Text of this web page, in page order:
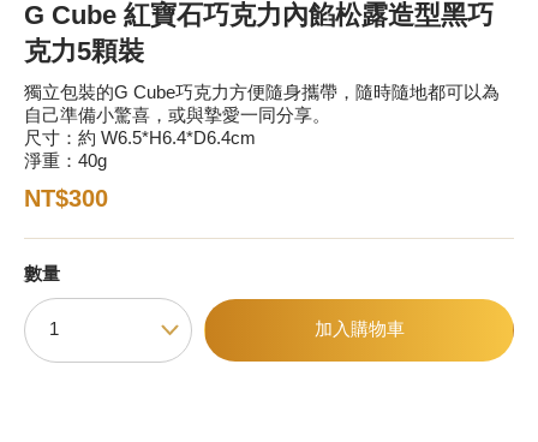
休閒分享
巧克力磚/巧克力豆
甜點
G Cube 紅寶石巧克力內餡松露造型黑巧
克力5顆裝
獨立包裝的G Cube巧克力方便隨身攜帶，隨時隨地都可以為
自己準備小驚喜，或與摯愛一同分享。
尺寸：約 W6.5*H6.4*D6.4cm
淨重：40g
NT$300
數量
加入購物車